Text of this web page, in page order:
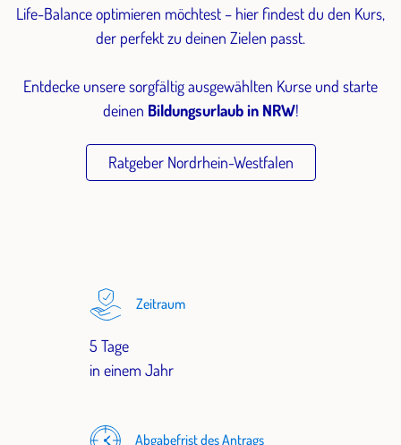
Life-Balance optimieren möchtest – hier findest du den Kurs,
der perfekt zu deinen Zielen passt.
Entdecke unsere sorgfältig ausgewählten Kurse und starte
deinen Bildungsurlaub in NRW!
Ratgeber Nordrhein-Westfalen
Zeitraum
5 Tage
in einem Jahr
Abgabefrist des Antrags